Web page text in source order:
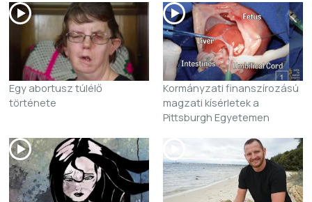
Egy abortusz túlélő
története
Kormányzati finanszírozású
magzati kísérletek a
Pittsburgh Egyetemen